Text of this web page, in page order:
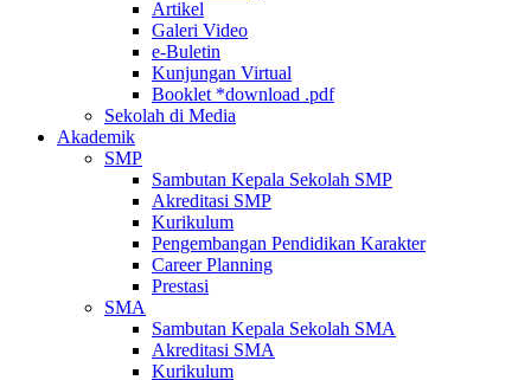
Artikel
Galeri Video
e-Buletin
Kunjungan Virtual
Booklet *download .pdf
Sekolah di Media
Akademik
SMP
Sambutan Kepala Sekolah SMP
Akreditasi SMP
Kurikulum
Pengembangan Pendidikan Karakter
Career Planning
Prestasi
SMA
Sambutan Kepala Sekolah SMA
Akreditasi SMA
Kurikulum